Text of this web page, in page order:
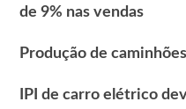
de 9% nas vendas
Produção de
IPI de carro elétrico